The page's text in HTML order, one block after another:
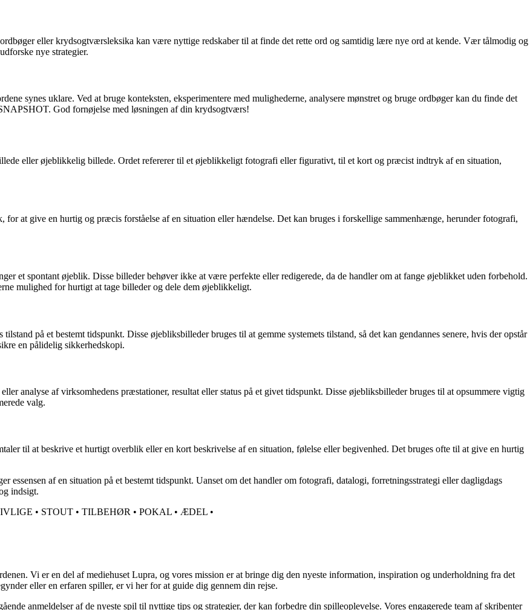
eller krydsogtværsleksika kan være nyttige redskaber til at finde det rette ord og samtidig lære nye ord at kende. Vær tålmodig og
nye strategier.
synes uklare. Ved at bruge konteksten, eksperimentere med mulighederne, analysere mønstret og bruge ordbøger kan du finde det
God fornøjelse med løsningen af din krydsogtværs!
eller øjeblikkelig billede. Ordet refererer til et øjeblikkeligt fotografi eller figurativt, til et kort og præcist indtryk af en situation,
at give en hurtig og præcis forståelse af en situation eller hændelse. Det kan bruges i forskellige sammenhænge, herunder fotografi,
et spontant øjeblik. Disse billeder behøver ikke at være perfekte eller redigerede, da de handler om at fange øjeblikket uden forbehold.
mulighed for hurtigt at tage billeder og dele dem øjeblikkeligt.
på et bestemt tidspunkt. Disse øjebliksbilleder bruges til at gemme systemets tilstand, så det kan gendannes senere, hvis der opstår
en pålidelig sikkerhedskopi.
analyse af virksomhedens præstationer, resultat eller status på et givet tidspunkt. Disse øjebliksbilleder bruges til at opsummere vigtig
valg.
til at beskrive et hurtigt overblik eller en kort beskrivelse af en situation, følelse eller begivenhed. Det bruges ofte til at give en hurtig
essensen af en situation på et bestemt tidspunkt. Uanset om det handler om fotografi, datalogi, forretningsstrategi eller dagligdags
indsigt.
• STOUT • TILBEHØR • POKAL • ÆDEL •
Vi er en del af mediehuset Lupra, og vores mission er at bringe dig den nyeste information, inspiration og underholdning fra det
eller en erfaren spiller, er vi her for at guide dig gennem din rejse.
anmeldelser af de nyeste spil til nyttige tips og strategier, der kan forbedre din spilleoplevelse. Vores engagerede team af skribenter